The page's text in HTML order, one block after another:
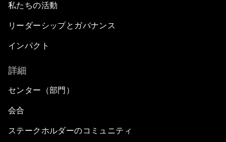
私たちの活動
リーダーシップとガバナンス
インパクト
詳細
センター（部門）
会合
ステークホルダーのコミュニティ